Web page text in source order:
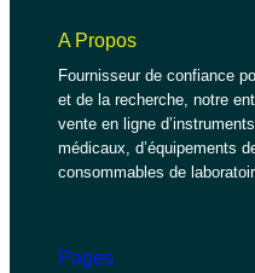
A Propos
Fournisseur de confiance
et de la recherche, notre
vente en ligne
médicaux, d’équipements
consommables de
Pages